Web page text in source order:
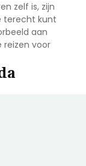
zelf is, zijn
terecht kunt
aan
reizen voor